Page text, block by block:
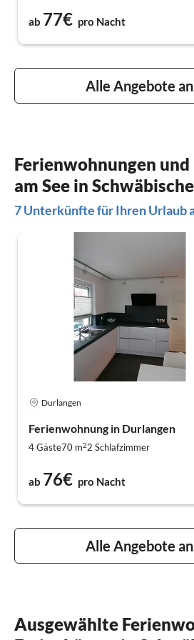
ab 77€ pro Nacht
Alle Angebote
Ferienwohnungen
am See in
7 Unterkünfte für Ihren Urlaub
Durlangen
Ferienwohnung in Durlangen
4 Gäste70 m22 Schlafzimmer
ab 76€ pro Nacht
Alle Angebote
Ausgewählte